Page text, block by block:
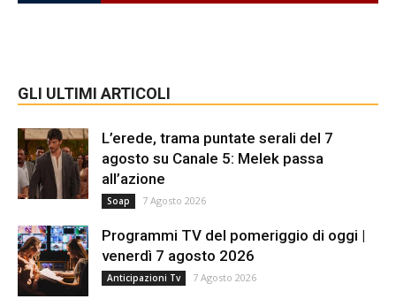
GLI ULTIMI ARTICOLI
L’erede, trama puntate serali del 7
agosto su Canale 5: Melek passa
all’azione
Soap 7 Agosto 2026
Programmi TV del pomeriggio di oggi |
venerdì 7 agosto 2026
Anticipazioni Tv 7 Agosto 2026